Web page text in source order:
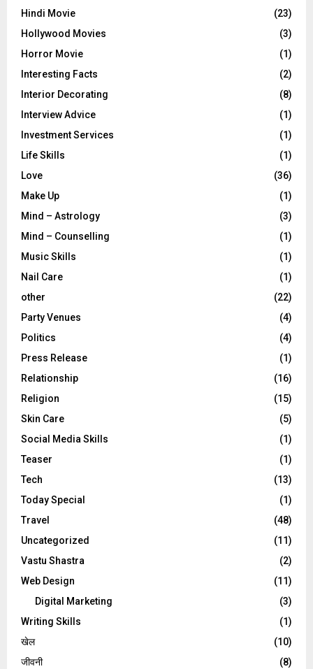
Hindi Movie
(23)
Hollywood Movies
(3)
Horror Movie
(1)
Interesting Facts
(2)
Interior Decorating
(8)
Interview Advice
(1)
Investment Services
(1)
Life Skills
(1)
Love
(36)
Make Up
(1)
Mind – Astrology
(3)
Mind – Counselling
(1)
Music Skills
(1)
Nail Care
(1)
other
(22)
Party Venues
(4)
Politics
(4)
Press Release
(1)
Relationship
(16)
Religion
(15)
Skin Care
(5)
Social Media Skills
(1)
Teaser
(1)
Tech
(13)
Today Special
(1)
Travel
(48)
Uncategorized
(11)
Vastu Shastra
(2)
Web Design
(11)
Digital Marketing
(3)
Writing Skills
(1)
खेल
(10)
जीवनी
(8)